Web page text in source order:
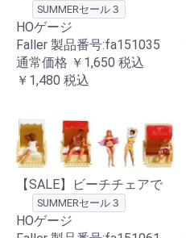
SUMMERセール３
HOゲージ
Faller 製品番号:fa151035
通常価格 ￥1,650 税込
￥1,480 税込
【SALE】ビーチチェアで
SUMMERセール３
HOゲージ